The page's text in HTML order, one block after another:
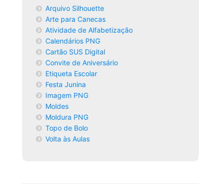
Arquivo Silhouette
Arte para Canecas
Atividade de Alfabetização
Calendários PNG
Cartão SUS Digital
Convite de Aniversário
Etiqueta Escolar
Festa Junina
Imagem PNG
Moldes
Moldura PNG
Topo de Bolo
Volta às Aulas